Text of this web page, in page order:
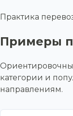
Практика
Примеры
категории и
направлениям.